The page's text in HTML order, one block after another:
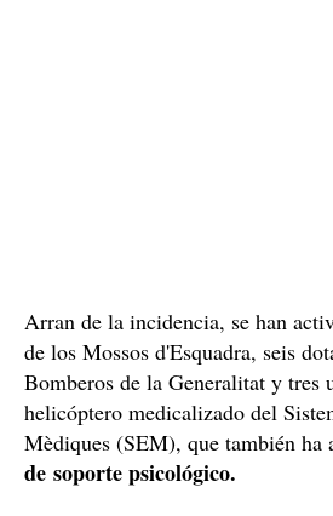
Arran de la incidencia, se han
de los Mossos d'Esquadra, seis
Bomberos de la Generalitat y tres
helicóptero medicalizado del
Mèdiques (SEM), que también ha
de soporte psicológico.